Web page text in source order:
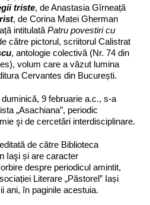
triste, de Anastasia Gîrneață
, de Corina Matei Gherman
intitulată Patru povestiri cu
către pictorul, scriitorul Calistrat
, antologie colectivă (Nr. 74 din
volum care a văzut lumina
Cervantes din București.
9 februarie a.c., s-a
„Asachiana”, periodic
şi de cercetări interdisciplinare.
de către Biblioteca
Iaşi și are caracter
despre periodicul amintit,
Literare „Păstorel” Iași
ani, în paginile acestuia.